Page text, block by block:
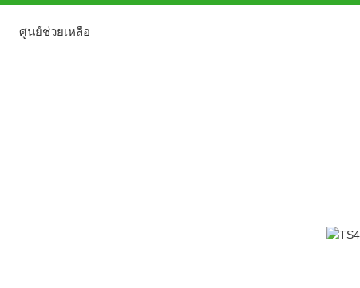
ศูนย์ช่วยเหลือ